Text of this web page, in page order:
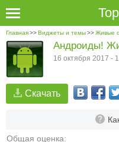
Главная>>Виджеты и темы>>Живые
Скачать
Общая оценка:
Андроиды!
16 октября 2017 -